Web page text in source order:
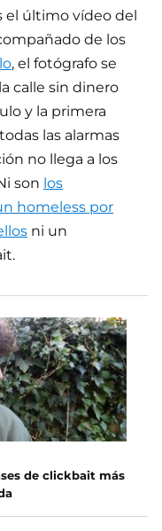
el último vídeo del
de los
, el fotógrafo se
calle sin dinero
y la primera
las alarmas
no llega a los
son los
homeless por
ni un
de clickbait más